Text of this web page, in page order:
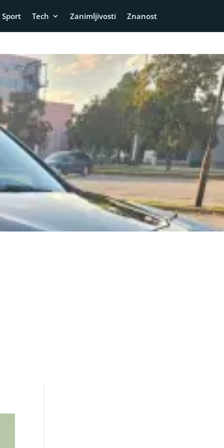
Sport Tech Zanimljivosti Znanost